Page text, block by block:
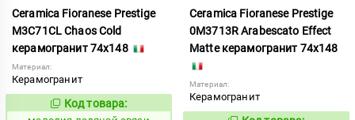
Ceramica Fioranese Prestige
M3C71CL Chaos Cold
керамогранит 74x148
Материал:
Керамогранит
958836
Код товара:
Ceramica Fioranese Prestige
0M3713R Arabescato Effect
Matte керамогранит 74x148
Материал:
Керамогранит